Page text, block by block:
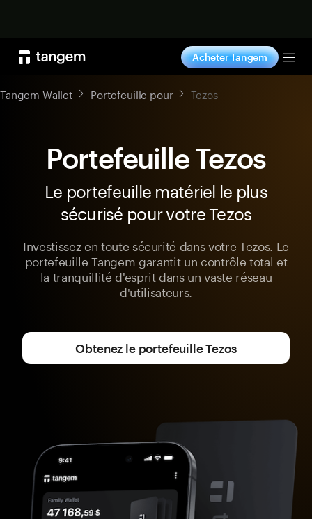
Acheter Tangem
Tangem Wallet Portefeuille pour Tezos
Portefeuille Tezos
Le portefeuille matériel le plus
sécurisé pour votre Tezos
Investissez en toute sécurité dans votre Tezos. Le
portefeuille Tangem garantit un contrôle total et
la tranquillité d'esprit dans un vaste réseau
d'utilisateurs.
Obtenez le portefeuille Tezos